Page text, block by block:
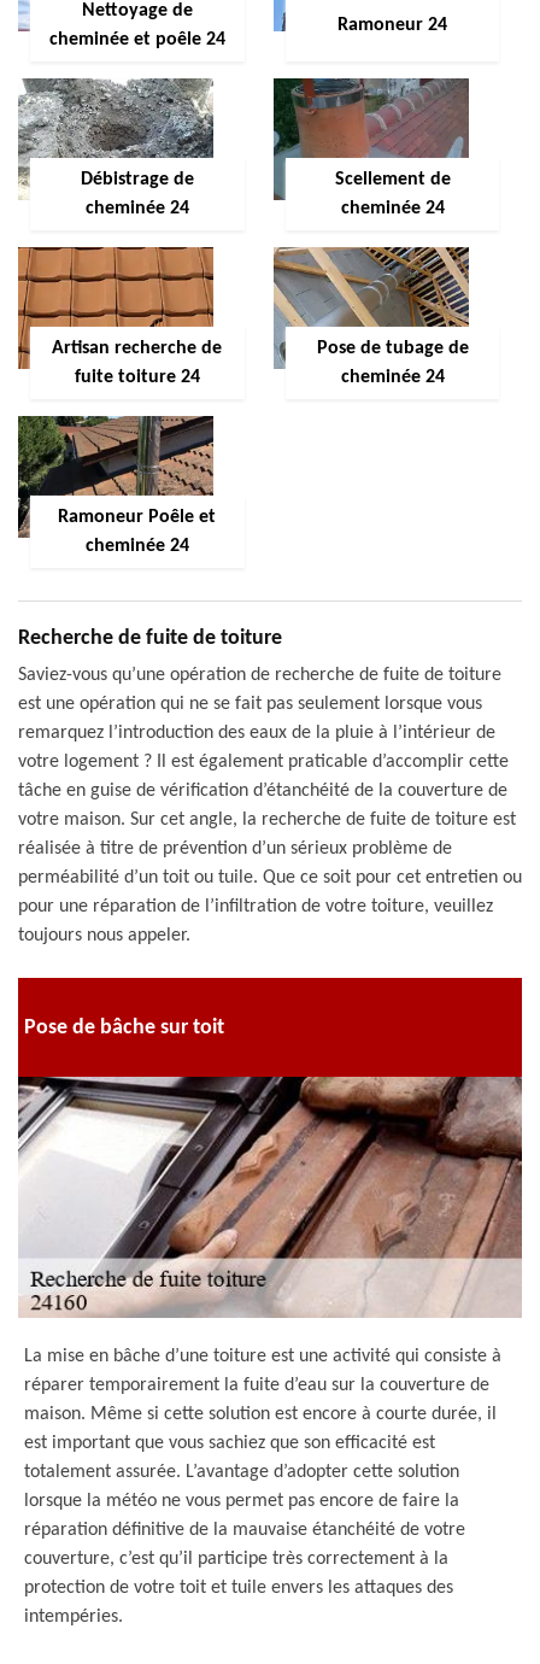
Nettoyage de
cheminée et poêle 24
Ramoneur 24
Débistrage de
cheminée 24
Scellement de
cheminée 24
Artisan recherche de
fuite toiture 24
Pose de tubage de
cheminée 24
Ramoneur Poêle et
cheminée 24
Recherche de fuite de toiture
Saviez-vous qu’une opération de recherche de fuite de toiture
est une opération qui ne se fait pas seulement lorsque vous
remarquez l’introduction des eaux de la pluie à l’intérieur de
votre logement ? Il est également praticable d’accomplir cette
tâche en guise de vérification d’étanchéité de la couverture de
votre maison. Sur cet angle, la recherche de fuite de toiture est
réalisée à titre de prévention d’un sérieux problème de
perméabilité d’un toit ou tuile. Que ce soit pour cet entretien ou
pour une réparation de l’infiltration de votre toiture, veuillez
toujours nous appeler.
Pose de bâche sur toit
La mise en bâche d’une toiture est une activité qui consiste à
réparer temporairement la fuite d’eau sur la couverture de
maison. Même si cette solution est encore à courte durée, il
est important que vous sachiez que son efficacité est
totalement assurée. L’avantage d’adopter cette solution
lorsque la météo ne vous permet pas encore de faire la
réparation définitive de la mauvaise étanchéité de votre
couverture, c’est qu’il participe très correctement à la
protection de votre toit et tuile envers les attaques des
intempéries.